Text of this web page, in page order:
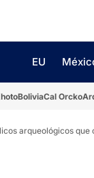
EU
BoliviaCal Orcko
arqueológicos